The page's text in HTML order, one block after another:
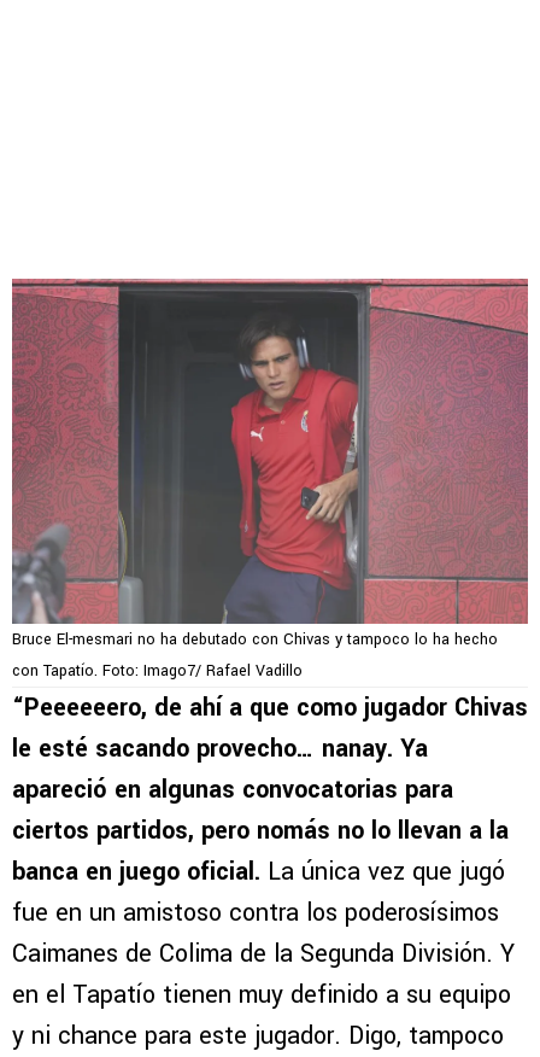
Bruce El-mesmari no ha debutado con Chivas y tampoco lo ha hecho
con Tapatío. Foto: Imago7/ Rafael Vadillo
“Peeeeeero, de ahí a que como jugador Chivas
le esté sacando provecho… nanay. Ya
apareció en algunas convocatorias para
ciertos partidos, pero nomás no lo llevan a la
banca en juego oficial. La única vez que jugó
fue en un amistoso contra los poderosísimos
Caimanes de Colima de la Segunda División. Y
en el Tapatío tienen muy definido a su equipo
y ni chance para este jugador. Digo, tampoco